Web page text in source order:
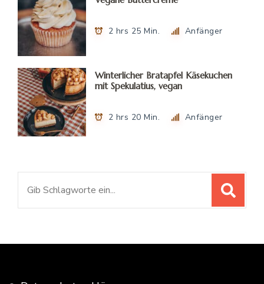
2 hrs 25 Min. Anfänger
Winterlicher Bratapfel Käsekuchen
mit Spekulatius, vegan
2 hrs 20 Min. Anfänger